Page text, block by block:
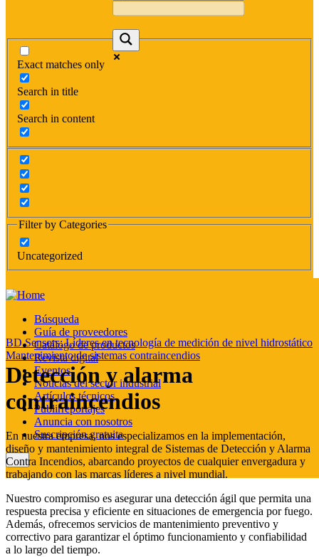
Exact matches only
Search in title
Search in content
Filter by Categories
Uncategorized
Búsqueda
Guía de proveedores
Catálogo de productos
Revista digital
Eventos
Noticias del sector industrial
Artículos técnicos
Publirreportajes
Anuncia con nosotros
Suscripción gratuita
BD Sensors: Líderes en tecnología de medición de nivel hidrostático
Mantenimiento de sistemas contraincendios
Detección y alarma
contraincendios
En nuestra empresa, nos especializamos en la implementación,
diseño y mantenimiento integral de Sistemas de Detección y Alarma
Contra Incendios, abarcando proyectos de cualquier envergadura y
trabajando con las marcas líderes a nivel mundial.
Nuestro compromiso es asegurar una detección ágil que permita una
respuesta precisa y eficiente en situaciones de emergencia por fuego.
Además, ofrecemos servicios de mantenimiento preventivo y
correctivo para garantizar el óptimo funcionamiento y confiabilidad
a lo largo del tiempo.